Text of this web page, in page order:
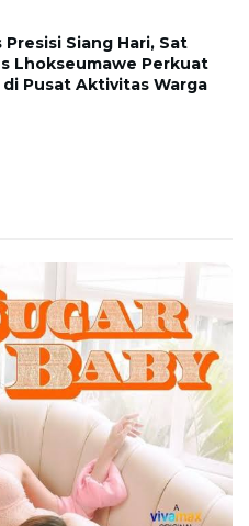
Siang Hari, Sat
Lhokseumawe Perkuat
Pusat Aktivitas Warga